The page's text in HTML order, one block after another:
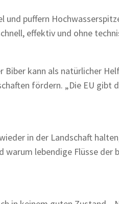
und puffern
effektiv und ohne
kann als natürlicher
fördern. „Die EU gibt
in der Landschaft
lebendige Flüsse der